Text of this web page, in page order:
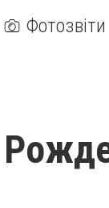
Фотозвіти